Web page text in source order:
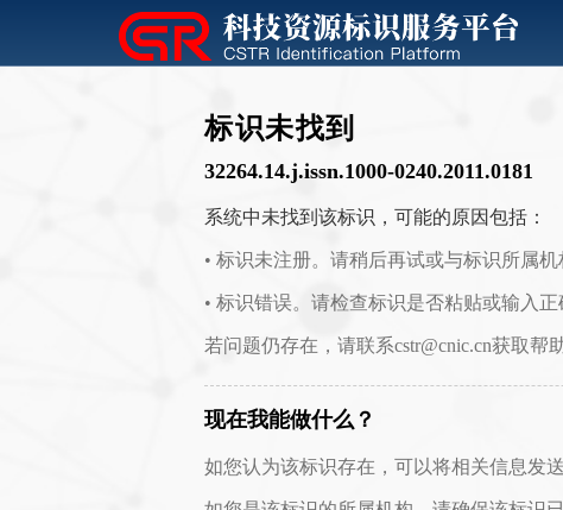
标识未找到
32264.14.j.issn.1000-0240.2011.0181
系统中未找到该标识，可能的原因包括：
• 标识未注册。请稍后再试或与标识所属机
• 标识错误。请检查标识是否粘贴或输入正
若问题仍存在，请联系cstr@cnic.cn获取帮助
现在我能做什么？
如您认为该标识存在，可以将相关信息发送